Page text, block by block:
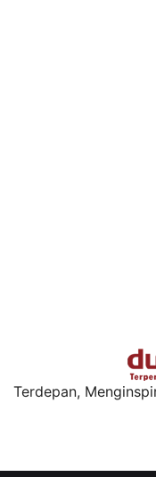
Terdepan,